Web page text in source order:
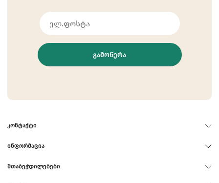
ᲒᲐᲛᲝᲬᲔᲠᲐ
ᲙᲝᲜᲢᲐᲥᲢᲘ
ᲘᲜᲤᲝᲠᲛᲐᲪᲘᲐ
ᲨᲗᲐᲑᲔᲭᲓᲘᲚᲔᲑᲔᲑᲘ